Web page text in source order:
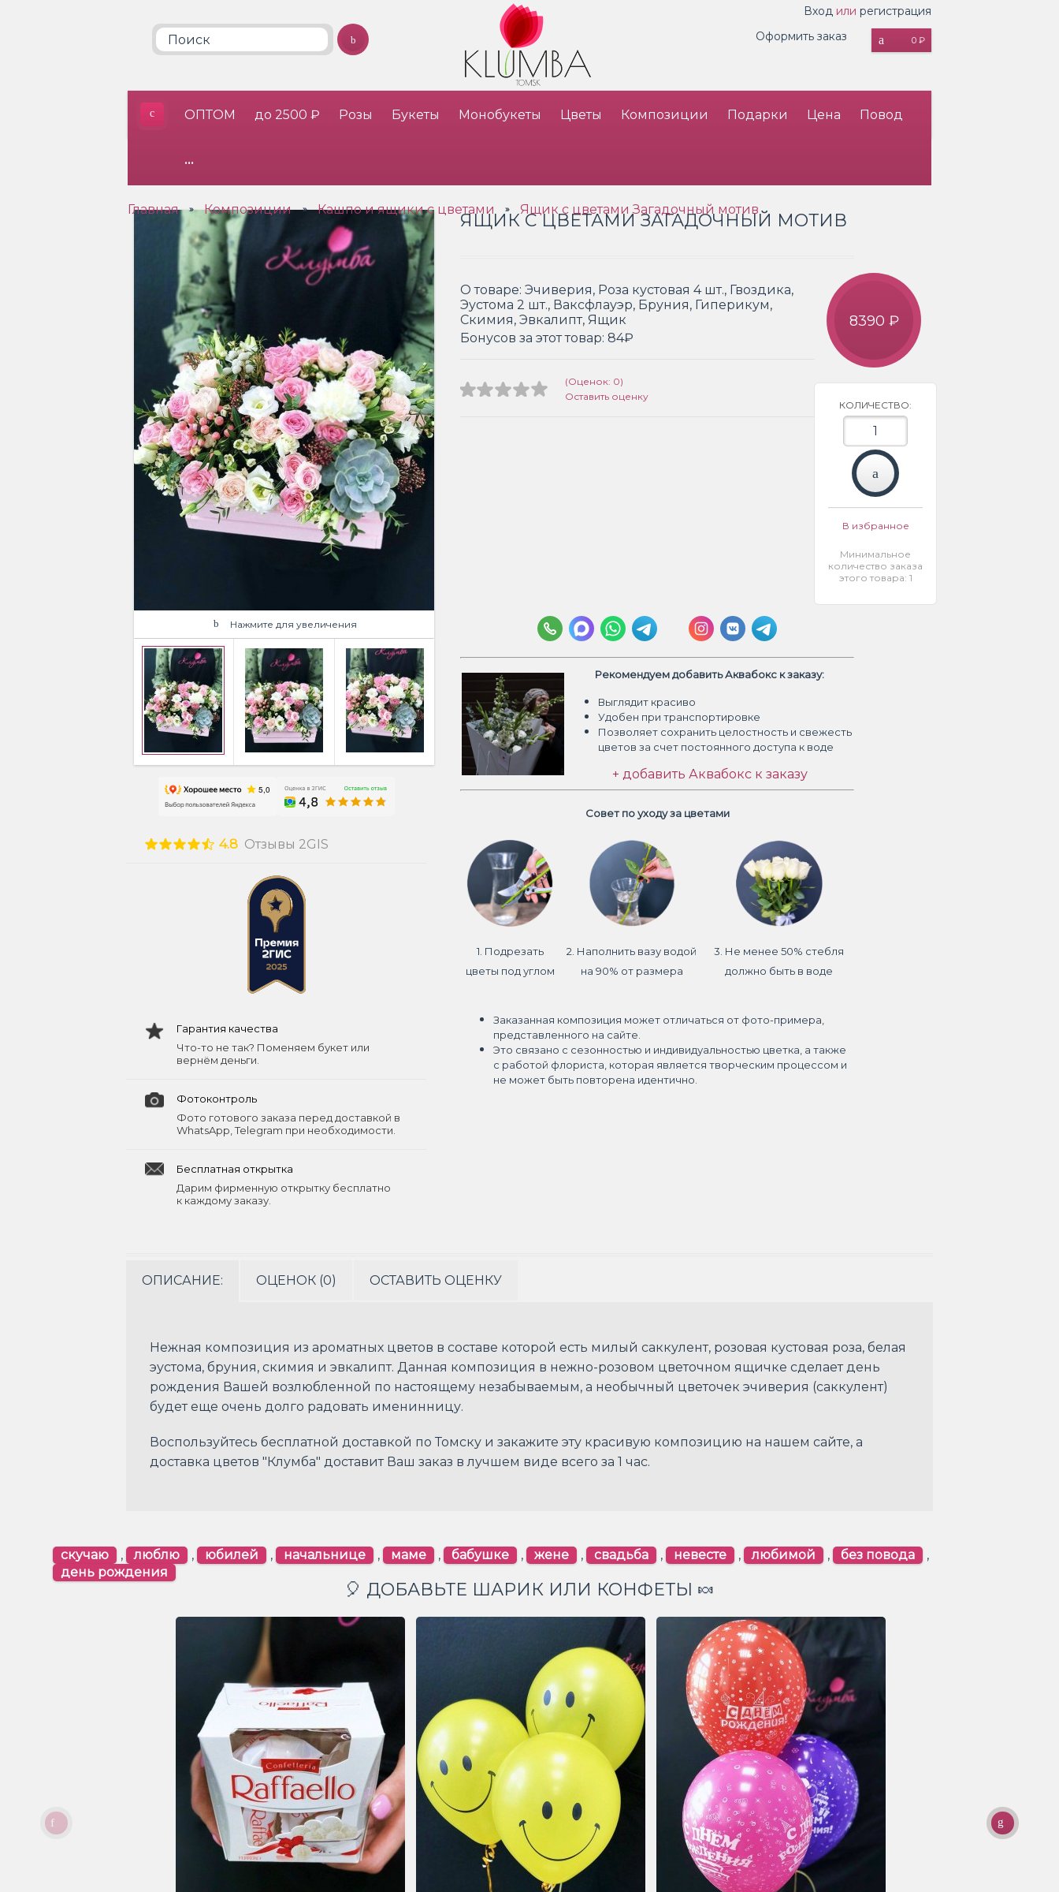
Вход или регистрация
0 ₽
Оформить заказ
ОПТОМ до 2500 ₽ Розы Букеты Монобукеты Цветы Композиции Подарки Цена Повод
•••
Главная » Композиции » Кашпо и ящики с цветами » Ящик с цветами Загадочный мотив
Нажмите для увеличения
4.8 Отзывы 2GIS
Гарантия качества
Что-то не так? Поменяем букет или
вернём деньги.
Фотоконтроль
Фото готового заказа перед доставкой в
WhatsApp, Telegram при необходимости.
Бесплатная открытка
Дарим фирменную открытку бесплатно
к каждому заказу.
ЯЩИК С ЦВЕТАМИ ЗАГАДОЧНЫЙ МОТИВ
О товаре: Эчиверия, Роза кустовая 4 шт., Гвоздика,
Эустома 2 шт., Ваксфлауэр, Бруния, Гиперикум,
Скимия, Эвкалипт, Ящик
Бонусов за этот товар: 84₽
(Оценок: 0)
Оставить оценку
8390 ₽
КОЛИЧЕСТВО:
В избранное
Минимальное
количество заказа
этого товара: 1
Рекомендуем добавить Аквабокс к заказу:
Выглядит красиво
Удобен при транспортировке
Позволяет сохранить целостность и свежесть
цветов за счет постоянного доступа к воде
+ добавить Аквабокс к заказу
Совет по уходу за цветами
1. Подрезать
цветы под углом
2. Наполнить вазу водой
на 90% от размера
3. Не менее 50% стебля
должно быть в воде
Заказанная композиция может отличаться от фото-примера,
представленного на сайте.
Это связано с сезонностью и индивидуальностью цветка, а также
с работой флориста, которая является творческим процессом и
не может быть повторена идентично.
ОПИСАНИЕ: ОЦЕНОК (0) ОСТАВИТЬ ОЦЕНКУ
Нежная композиция из ароматных цветов в составе которой есть милый саккулент, розовая кустовая роза, белая
эустома, бруния, скимия и эвкалипт. Данная композиция в нежно-розовом цветочном ящичке сделает день
рождения Вашей возлюбленной по настоящему незабываемым, а необычный цветочек эчиверия (саккулент)
будет еще очень долго радовать именинницу.
Воспользуйтесь бесплатной доставкой по Томску и закажите эту красивую композицию на нашем сайте, а
доставка цветов "Клумба" доставит Ваш заказ в лучшем виде всего за 1 час.
скучаю , люблю , юбилей , начальнице , маме , бабушке , жене , свадьба , невесте , любимой , без повода
,
день рождения
🎈 ДОБАВЬТЕ ШАРИК ИЛИ КОНФЕТЫ 🍬